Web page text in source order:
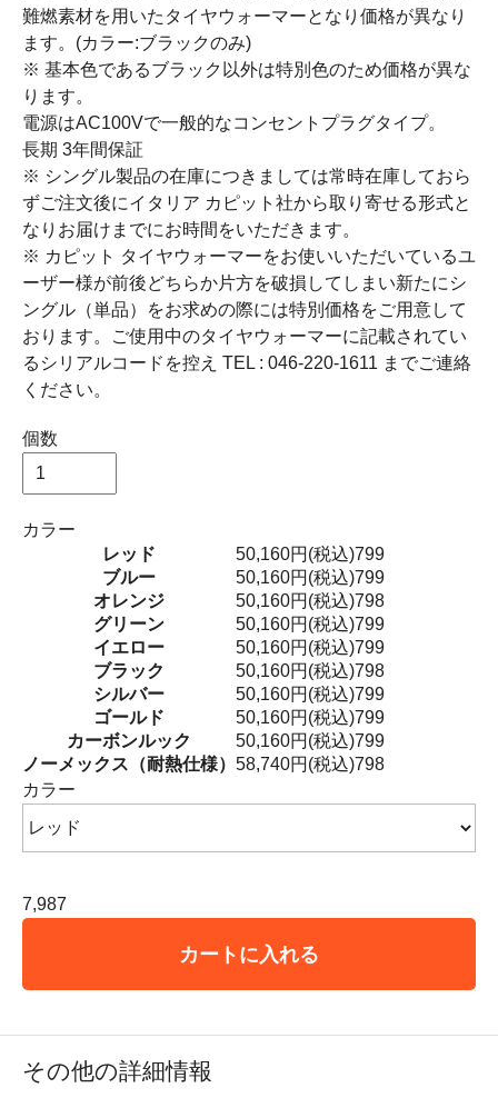
難燃素材を用いたタイヤウォーマーとなり価格が異なり
ます。(カラー:ブラックのみ)
※ 基本色であるブラック以外は特別色のため価格が異な
ります。
電源はAC100Vで一般的なコンセントプラグタイプ。
長期 3年間保証
※ シングル製品の在庫につきましては常時在庫しておら
ずご注文後にイタリア カピット社から取り寄せる形式と
なりお届けまでにお時間をいただきます。
※ カピット タイヤウォーマーをお使いいただいているユ
ーザー様が前後どちらか片方を破損してしまい新たにシ
ングル（単品）をお求めの際には特別価格をご用意して
おります。ご使用中のタイヤウォーマーに記載されてい
るシリアルコードを控え TEL : 046-220-1611 までご連絡
ください。
個数
カラー
レッド
50,160円(税込)799
ブルー
50,160円(税込)799
オレンジ
50,160円(税込)798
グリーン
50,160円(税込)799
イエロー
50,160円(税込)799
ブラック
50,160円(税込)798
シルバー
50,160円(税込)799
ゴールド
50,160円(税込)799
カーボンルック
50,160円(税込)799
ノーメックス（耐熱仕様） 58,740円(税込)798
カラー
7,987
カートに入れる
その他の詳細情報